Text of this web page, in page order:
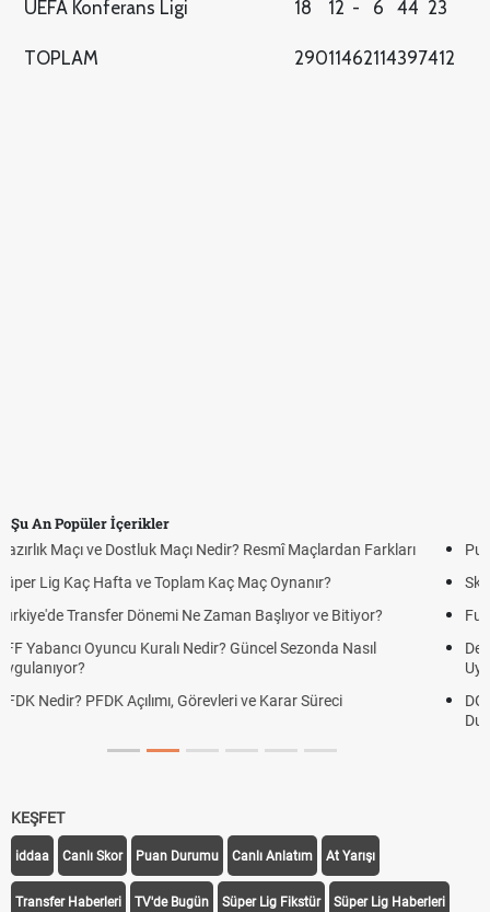
UEFA Konferans Ligi 18 12 - 6 44 23
TOPLAM 29011462114397412
Şu An Popüler İçerikler
Puan Durumunda AG, OM ve Diğer Kısaltmalar Ne Anlama Gelir?
Skor Ne Demek? Sporda Skor ve Sonuç Kavramları
Futbol Nasıl Oynanır? Temel Futbol Kuralları
Deplasman Golü Kuralı Nedir? Hangi Organizasyonlarda
Uygulanıyor?
DGS Sonuçları Ne Zaman Açıklanacak 2026? ÖSYM Sonuç Tarihini
KEŞFET
iddaa Canlı Skor Puan Durumu Canlı Anlatım At Yarışı
Transfer Haberleri TV'de Bugün Süper Lig Fikstür Süper Lig Haberleri